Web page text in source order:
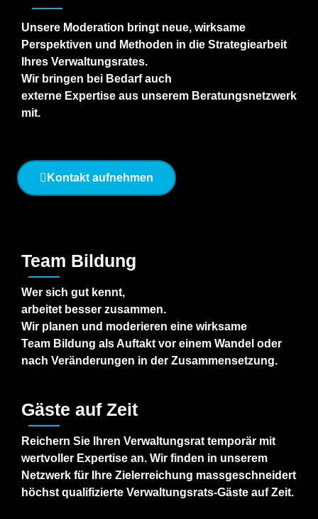
Unsere Moderation bringt neue, wirksame
Perspektiven und Methoden in die Strategiearbeit
Ihres Verwaltungsrates.
Wir bringen bei Bedarf auch
externe Expertise aus unserem Beratungsnetzwerk
mit.
Kontakt aufnehmen
Team Bildung
Wer sich gut kennt,
arbeitet besser zusammen.
Wir planen und moderieren eine wirksame
Team Bildung als Auftakt vor einem Wandel oder
nach Veränderungen in der Zusammensetzung.
Gäste auf Zeit
Reichern Sie Ihren Verwaltungsrat temporär mit
wertvoller Expertise an. Wir finden in unserem
Netzwerk für
Ihre Zielerreichung massgeschneidert
höchst qualifizierte Verwaltungsrats-Gäste auf Zeit.